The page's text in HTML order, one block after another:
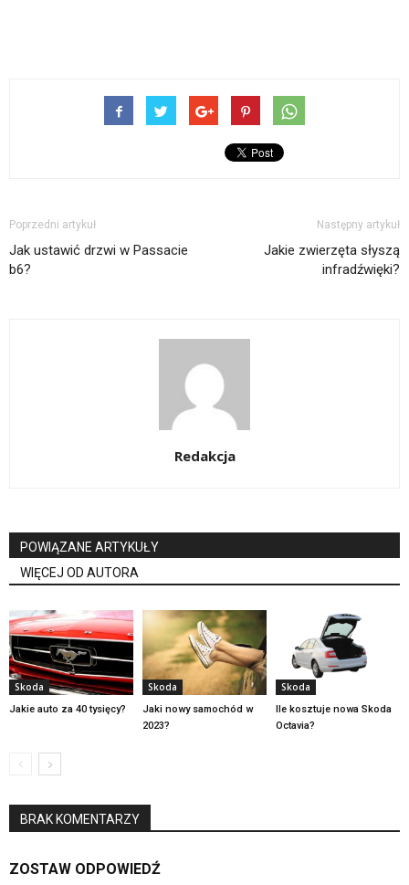
Poprzedni artykuł
Jak ustawić drzwi w Passacie
b6?
Następny artykuł
Jakie zwierzęta słyszą
infradźwięki?
Redakcja
POWIĄZANE ARTYKUŁY
WIĘCEJ OD AUTORA
Skoda
Jakie auto za 40 tysięcy?
Skoda
Jaki nowy samochód w
2023?
Skoda
Ile kosztuje nowa Skoda
Octavia?
BRAK KOMENTARZY
ZOSTAW ODPOWIEDŹ